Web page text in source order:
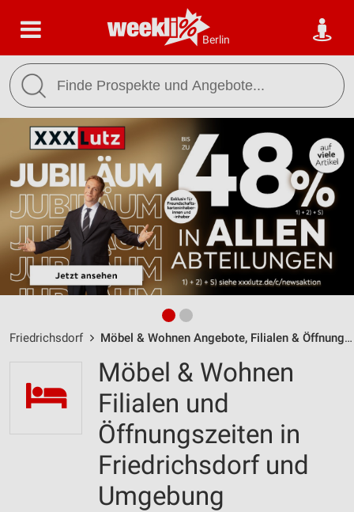
Berlin
Friedrichsdorf Möbel & Wohnen Angebote, Filialen & Öffnungszeiten
Möbel & Wohnen
Filialen und
Öffnungszeiten in
Friedrichsdorf und
Umgebung